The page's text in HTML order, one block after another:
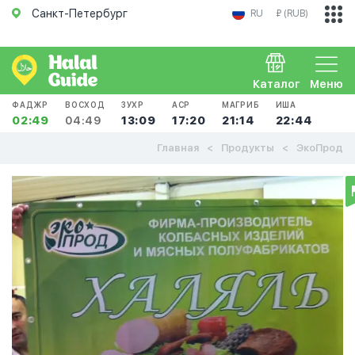
Санкт-Петербург RU ₽ (RUB)
Меню
Каталог
ФАДЖР
02:49
ВОСХОД
04:49
ЗУХР
13:09
АСР
17:20
МАГРИБ
21:14
ИША
22:44
Главная Продукты ЭкоПрод